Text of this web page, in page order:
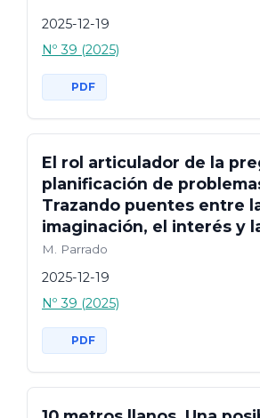
PDF
2025-12-19
Nº 39 (2025)
PDF
2025-12-19
El rol articulador de la
planificación de
Trazando puentes entre
imaginación, el interés y
M. Parrado
Nº 39 (2025)